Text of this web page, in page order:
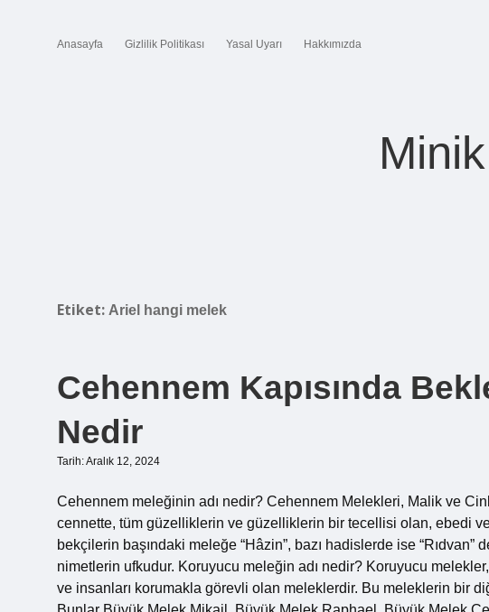
Anasayfa Gizlilik Politikası Yasal Uyarı Hakkımızda
Etiket: Ariel hangi melek
Cehennem Kapısında
Nedir
Tarih: Aralık 12, 2024
Cehennem meleğinin adı nedir? Cehennem Melekleri, Malik ve
cennette, tüm güzelliklerin ve güzelliklerin bir tecellisi olan, ebedi
bekçilerin başındaki meleğe “Hâzin”, bazı hadislerde ise “Rıdvan”
nimetlerin ufkudur. Koruyucu meleğin adı nedir? Koruyucu
ve insanları korumakla görevli olan meleklerdir. Bu meleklerin bir